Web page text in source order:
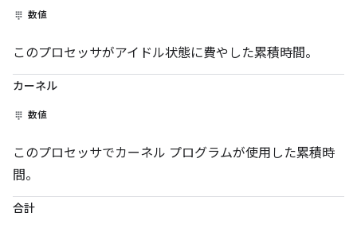
数値
このプロセッサがアイドル状態に費やした累積時間。
カーネル
数値
このプロセッサでカーネル プログラムが使用した累積時
間。
合計